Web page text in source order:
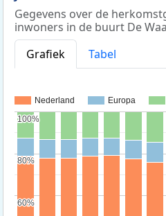
Gegevens over de
inwoners in de buurt De
Grafiek
Tabel
Nederland Europa
60%
60%
80%
80%
100%
100%